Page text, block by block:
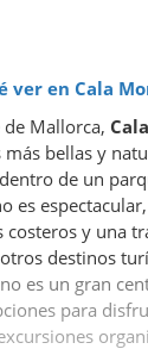
ver en Cala
de Mallorca,
bellas y
de un
es
costeros y una
destinos
es un gran
para